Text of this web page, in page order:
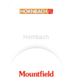
Hornbach